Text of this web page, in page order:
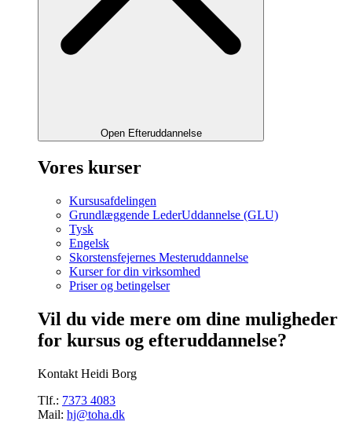
Open Efteruddannelse
Vores kurser
Kursusafdelingen
Grundlæggende LederUddannelse (GLU)
Tysk
Engelsk
Skorstensfejernes Mesteruddannelse
Kurser for din virksomhed
Priser og betingelser
Vil du vide mere om dine muligheder
for kursus og efteruddannelse?
Kontakt Heidi Borg
Tlf.: 7373 4083
Mail: hj@toha.dk